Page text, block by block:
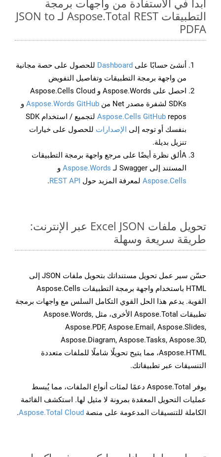
ابدأ في الاستفادة من واجهات برمجة
التطبيقات Aspose.Total REST لـ JSON to
PDFA
أنشئ حسابًا على Dashboard للحصول على حصة مجانية
من واجهة برمجة التطبيقات وتفاصيل التفويض
احصل على Aspose.Words و Aspose.Cells Cloud
SDKs لشفرة مصدر Net من
Aspose.Words GitHub و
Aspose.Cells GitHub
repos لتجميع / استخدام SDK
بنفسك أو توجه إلى الإصدارات للحصول على خيارات
تنزيل بديلة.
Aألق نظرة أيضًا على مرجع واجهة برمجة التطبيقات
المستند إلى Swagger لـ
Aspose.Words و
Aspose.Cells لمعرفة المزيد حول REST API
.
تحويل ملفات Excel JSON عبر الإنترنت:
طريقة سريعة وسهلة
حسّن سير عمل تحويل مستنداتك بتحويل ملفات JSON إلى
HTML باستخدام واجهة برمجة التطبيقات Aspose.Cells
القوية. يدعم هذا الحل القوي التكامل السلس مع واجهات برمجة
تطبيقات Aspose.Total الأخرى، مثل Aspose.Words,
Aspose.PDF, Aspose.Email, Aspose.Slides,
Aspose.Diagram, Aspose.Tasks, Aspose.3D,
Aspose.HTML، مما يتيح تحويلًا شاملًا للملفات متعددة
التنسيقات عبر تطبيقاتك.
يوفر Aspose.Total دعمًا لمئات أنواع الملفات، مما يُبسط
عمليات التحويل المعقدة بمرونة لا مثيل لها. استكشف القائمة
الكاملة للتنسيقات المدعومة على منصة Aspose.Total Cloud
.